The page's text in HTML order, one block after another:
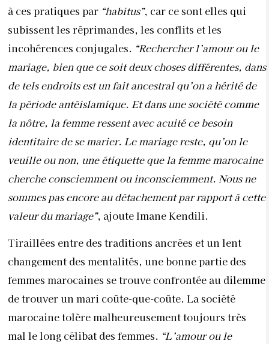
à ces pratiques par “habitus”, car ce sont elles qui
subissent les réprimandes, les conflits et les
incohérences conjugales. “Rechercher l’amour ou le
mariage, bien que ce soit deux choses différentes, dans
de tels endroits est un fait ancestral qu’on a hérité de
la période antéislamique. Et dans une société comme
la nôtre, la femme ressent avecacuité ce besoin
identitaire de se marier. Le mariage reste, qu’on le
veuille ou non, une étiquette que la femme marocaine
cherche consciemment ou inconsciemment. Nous ne
sommes pas encore au détachement par rapport à cette
valeur du mariage”, ajoute Imane Kendili.
Tiraillées entre des traditions ancrées et un lent
changement des mentalités, une bonne partie des
femmes marocaines se trouve confrontée au dilemme
de trouver un mari coûte-que-coûte. La société
marocaine tolère malheureusement toujours très
mal le long célibat des femmes. “L’amour ou le